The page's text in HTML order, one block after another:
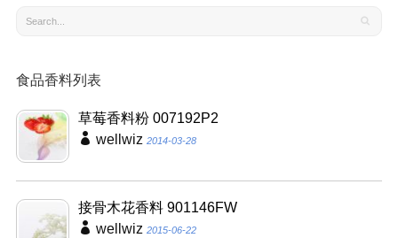
食品香料列表
草莓香料粉 007192P2
wellwiz 2014-03-28
接骨木花香料 901146FW
wellwiz 2015-06-22